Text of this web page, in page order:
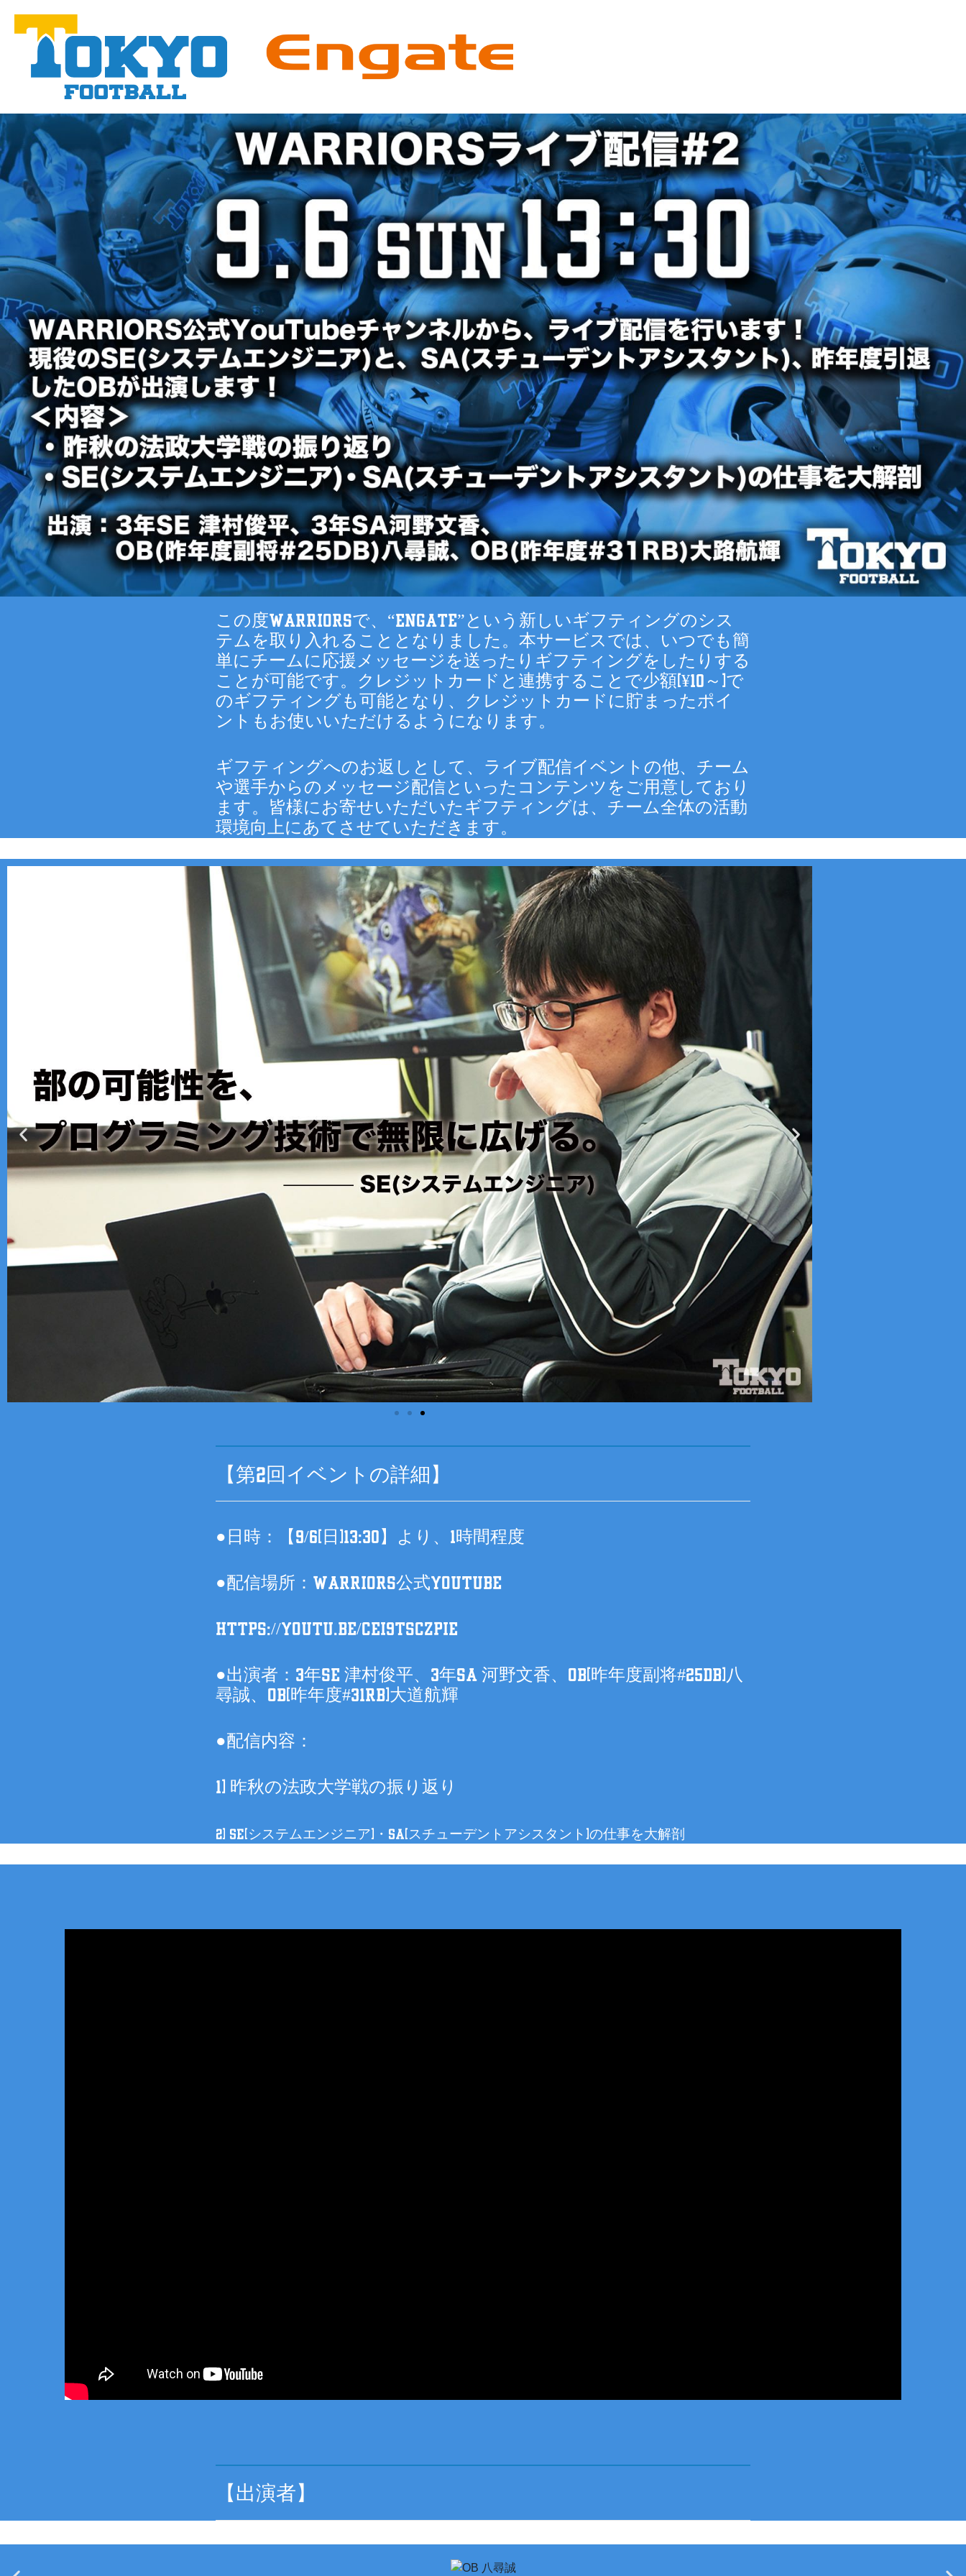
この度WARRIORSで、“Engate”という新しいギフティングのシス
テムを取り入れることとなりました。本サービスでは、いつでも簡
単にチームに応援メッセージを送ったりギフティングをしたりする
ことが可能です。クレジットカードと連携することで少額(¥10～)で
のギフティングも可能となり、クレジットカードに貯まったポイ
ントもお使いいただけるようになります。
ギフティングへのお返しとして、ライブ配信イベントの他、チーム
や選手からのメッセージ配信といったコンテンツをご用意しており
ます。皆様にお寄せいただいたギフティングは、チーム全体の活動
環境向上にあてさせていただきます。
【第2回イベントの詳細】
●日時：【9/6(日)13:30】より、1時間程度
●配信場所：WARRIORS公式YouTube
https://youtu.be/CEi9tsCZpiE
●出演者：3年SE 津村俊平、3年SA 河野文香、OB(昨年度副将#25DB)八
尋誠、OB(昨年度#31RB)大道航輝
●配信内容：
1) 昨秋の法政大学戦の振り返り
2) SE(システムエンジニア)・SA(スチューデントアシスタント)の仕事を大解剖
【出演者】